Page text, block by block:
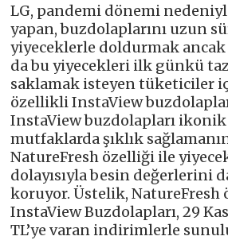
LG, pandemi dönemi
yapan, buzdolaplarını uzun
yiyeceklerle doldurmak ancak
da bu yiyecekleri ilk günkü
saklamak isteyen tüketiciler
özellikli InstaView
InstaView buzdolapları ikonik
mutfaklarda şıklık sağlamanın
NatureFresh özelliği ile
dolayısıyla besin değerlerini
koruyor. Üstelik, NatureFresh
InstaView Buzdolapları, 29
TL’ye varan indirimlerle